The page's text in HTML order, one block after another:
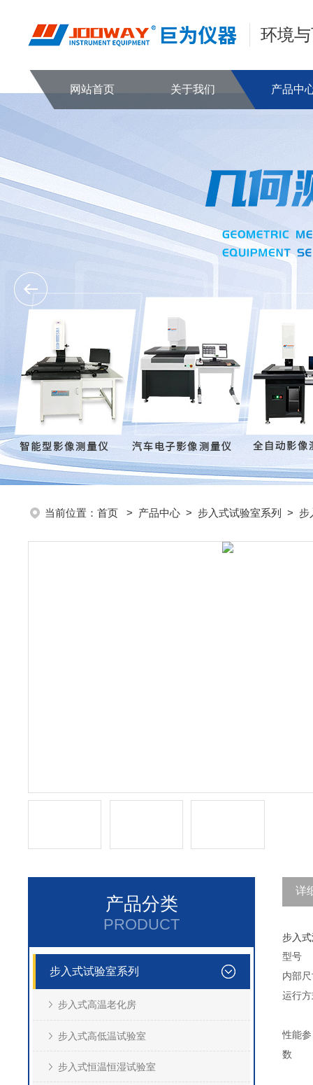
环境
网站首页 关于我们 产品中
当前位置： 首页 > 产品中心 > 步入式试验室系列 > 步
产品分类
PRODUCT
步入式试验室系列
步入式高温老化房
步入式高低温试验室
步入式恒温恒湿试验室
详
步入
型号
内部
运行
性能参
数